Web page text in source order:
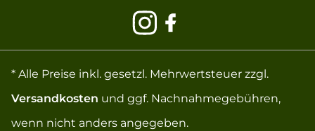
* Alle Preise inkl. gesetzl. Mehrwertsteuer zzgl.
Versandkosten und ggf. Nachnahmegebühren,
wenn nicht anders angegeben.